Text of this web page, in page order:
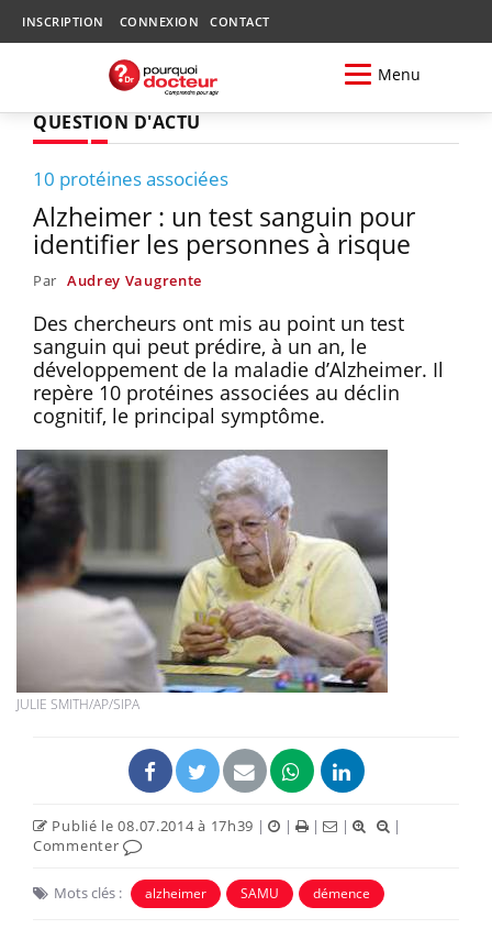
INSCRIPTION CONNEXION CONTACT
Menu
QUESTION D'ACTU
10 protéines associées
Alzheimer : un test sanguin pour
identifier les personnes à risque
Par Audrey Vaugrente
Des chercheurs ont mis au point un test
sanguin qui peut prédire, à un an, le
développement de la maladie d’Alzheimer. Il
repère 10 protéines associées au déclin
cognitif, le principal symptôme.
JULIE SMITH/AP/SIPA
Publié le 08.07.2014 à 17h39 | | | |
|
Commenter
Mots clés : alzheimer SAMU démence